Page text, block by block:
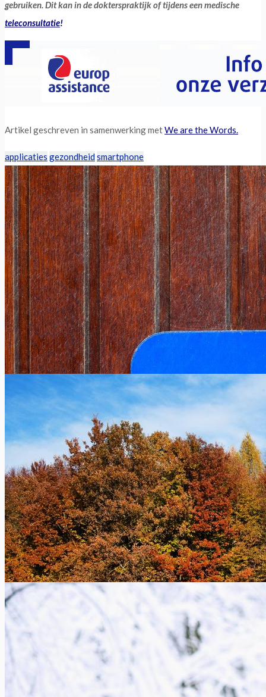
gebruiken. Dit kan in de dokterspraktijk of tijdens een medische
teleconsultatie!
Artikel geschreven in samenwerking metWe are the Words.
applicaties gezondheid smartphone
Parkeren voor een garage: wat zijn de regels?
Een onbekend voertuig staat geparkeerd op de openbare weg
vóór uw garagepoort of uw oprit. U kunt dus met uw...